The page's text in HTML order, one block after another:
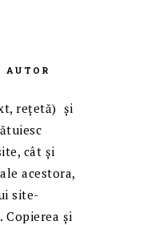
AUTOR
reţetă) și
cât și
acestora,
site-
. Copierea și